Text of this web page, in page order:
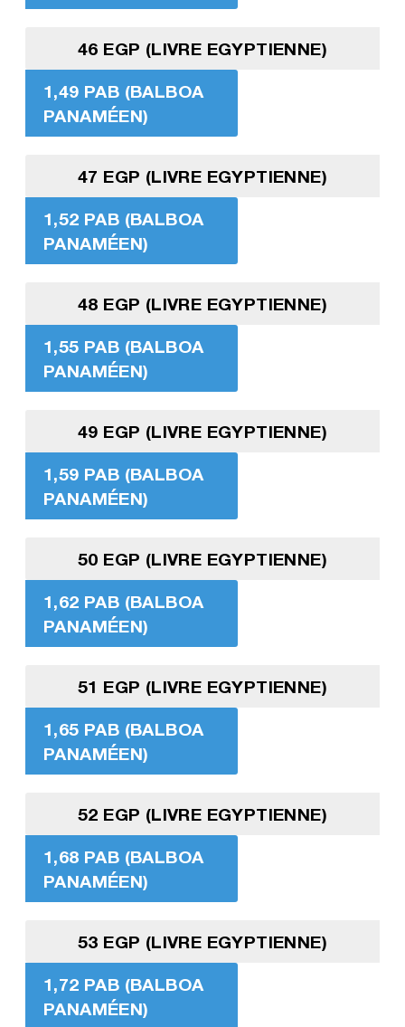
46 EGP (LIVRE EGYPTIENNE)
1,49 PAB (BALBOA
PANAMÉEN)
47 EGP (LIVRE EGYPTIENNE)
1,52 PAB (BALBOA
PANAMÉEN)
48 EGP (LIVRE EGYPTIENNE)
1,55 PAB (BALBOA
PANAMÉEN)
49 EGP (LIVRE EGYPTIENNE)
1,59 PAB (BALBOA
PANAMÉEN)
50 EGP (LIVRE EGYPTIENNE)
1,62 PAB (BALBOA
PANAMÉEN)
51 EGP (LIVRE EGYPTIENNE)
1,65 PAB (BALBOA
PANAMÉEN)
52 EGP (LIVRE EGYPTIENNE)
1,68 PAB (BALBOA
PANAMÉEN)
53 EGP (LIVRE EGYPTIENNE)
1,72 PAB (BALBOA
PANAMÉEN)